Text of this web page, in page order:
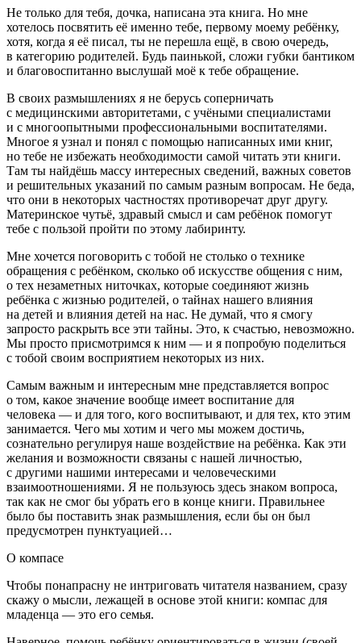
Не только для тебя, дочка, написана эта книга. Но мне
хотелось посвятить её именно тебе, первому моему ребёнку,
хотя, когда я её писал, ты не перешла ещё, в свою очередь,
в категорию родителей. Будь паинькой, сложи губки бантиком
и благовоспитанно выслушай моё к тебе обращение.
В своих размышлениях я не берусь соперничать
с медицинскими авторитетами, с учёными специалистами
и с многоопытными профессиональными воспитателями.
Многое я узнал и понял с помощью написанных ими книг,
но тебе не избежать необходимости самой читать эти книги.
Там ты найдёшь массу интересных сведений, важных советов
и решительных указаний по самым разным вопросам. Не беда,
что они в некоторых частностях противоречат друг другу.
Материнское чутьё, здравый смысл и сам ребёнок помогут
тебе с пользой пройти по этому лабиринту.
Мне хочется поговорить с тобой не столько о технике
обращения с ребёнком, сколько об искусстве общения с ним,
о тех незаметных ниточках, которые соединяют жизнь
ребёнка с жизнью родителей, о тайнах нашего влияния
на детей и влияния детей на нас. Не думай, что я смогу
запросто раскрыть все эти тайны. Это, к счастью, невозможно.
Мы просто присмотримся к ним — и я попробую поделиться
с тобой своим восприятием некоторых из них.
Самым важным и интересным мне представляется вопрос
о том, какое значение вообще имеет воспитание для
человека — и для того, кого воспитывают, и для тех, кто этим
занимается. Чего мы хотим и чего мы можем достичь,
сознательно регулируя наше воздействие на ребёнка. Как эти
желания и возможности связаны с нашей личностью,
с другими нашими интересами и человеческими
взаимоотношениями. Я не пользуюсь здесь знаком вопроса,
так как не смог бы убрать его в конце книги. Правильнее
было бы поставить знак размышления, если бы он был
предусмотрен пунктуацией…
О компасе
Чтобы понапрасну не интриговать читателя названием, сразу
скажу о мысли, лежащей в основе этой книги: компас для
младенца — это его семья.